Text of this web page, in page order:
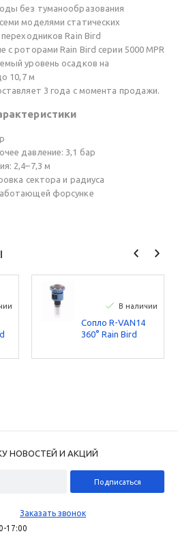
без туманообразования
моделями статических
Rain Bird
роторами Rain Bird серии 5000 MPR
уровень осадков на
10,7 м
3 года с момента продажи.
давление: 3,1 бар
2,4–7,3 м
сектора и радиуса
форсунке
В наличии
Сопло R-VAN14
360° Rain Bird
НОВОСТЕЙ И АКЦИЙ
Заказать звонок
17:00